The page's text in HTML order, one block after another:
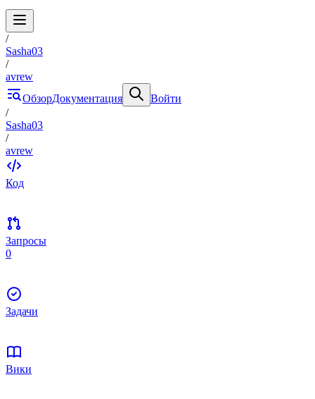
/
Sasha03
/
avrew
ОбзорДокументация
Войти
/
Sasha03
/
avrew
Код
Запросы
0
Задачи
Вики